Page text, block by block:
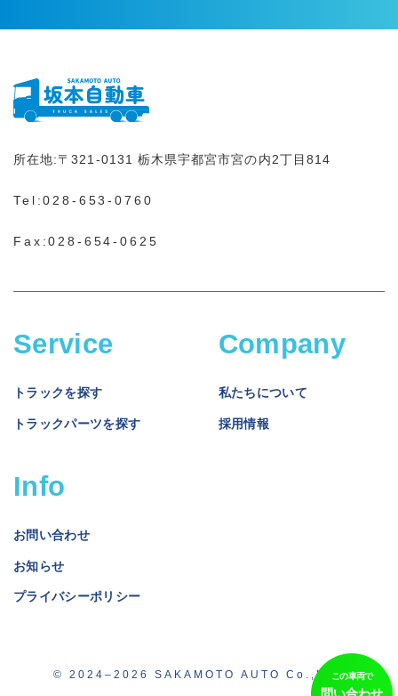
この車両で
問い合わせ
所在地:〒321-0131 栃木県宇都宮市宮の内2丁目814
Tel:028-653-0760
Fax:028-654-0625
Service
トラックを探す
トラックパーツを探す
Company
私たちについて
採用情報
Info
お問い合わせ
お知らせ
プライバシーポリシー
© 2024–2026 SAKAMOTO AUTO Co.,Ltd.